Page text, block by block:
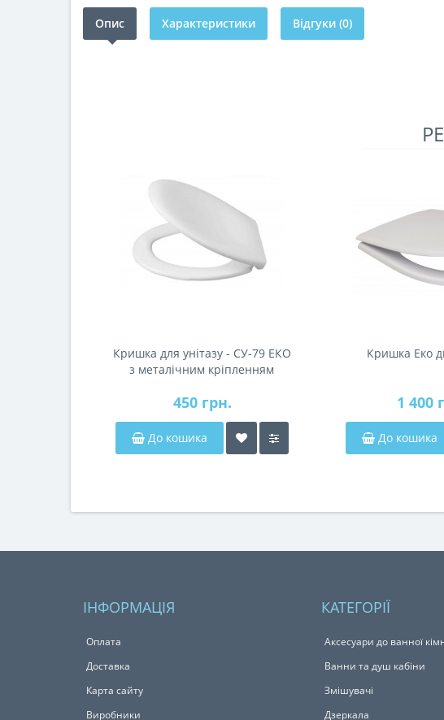
Опис Характеристики Відгуки (0)
Кришка для унітазу - СУ-79 ЕКО
з металічним кріпленням
450 грн.
До кошика
Кришка Еко
1 400
До кошика
ІНФОРМАЦІЯ
Оплата
Доставка
Карта сайту
Виробники
КАТЕГОРІЇ
Аксесуари до ванної
Ванни та душ кабіни
Змішувачі
Дзеркала